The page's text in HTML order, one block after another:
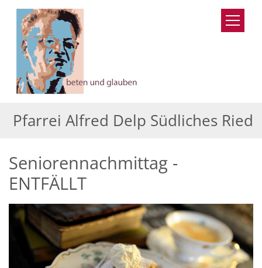
Zum Inhalt springen
Pfarrei Alfred Delp Südliches Ried
Seniorennachmittag -
ENTFÄLLT